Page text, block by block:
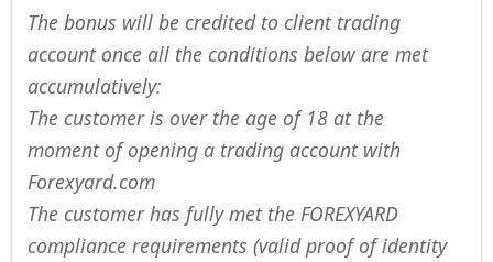
The bonus will be credited to client trading
account once all the conditions below are met
accumulatively:
The customer is over the age of 18 at the
moment of opening a trading account with
Forexyard.com
The customer has fully met the FOREXYARD
compliance requirements (valid proof of identity